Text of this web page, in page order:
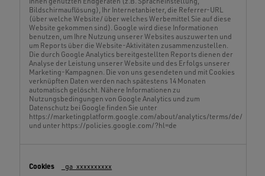
Bildschirmauflösung), Ihr Internetanbieter, die Referrer-URL
(über welche Website/ über welches Werbemittel Sie auf diese
Website gekommen sind). Google wird diese Informationen
benutzen, um Ihre Nutzung unserer Websites auszuwerten und
um Reports über die Website-Aktivitäten zusammenzustellen.
Die durch Google Analytics bereitgestellten Reports dienen der
Analyse der Leistung unserer Website und des Erfolgs unserer
Marketing-Kampagnen. Die von uns gesendeten und mit Cookies
verknüpften Daten werden nach spätestens 14 Monaten
automatisch gelöscht. Nähere Informationen zu
Nutzungsbedingungen von Google Analytics und zum
Datenschutz bei Google finden Sie unter
https://marketingplatform.google.com/about/analytics/terms/de/
und unter https://policies.google.com/?hl=de
_ga_xxxxxxxxxx